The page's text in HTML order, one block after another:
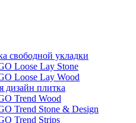
свободной укладки
Loose Lay Stone
Loose Lay Wood
дизайн плитка
Trend Wood
Trend Stone & Design
Trend Strips